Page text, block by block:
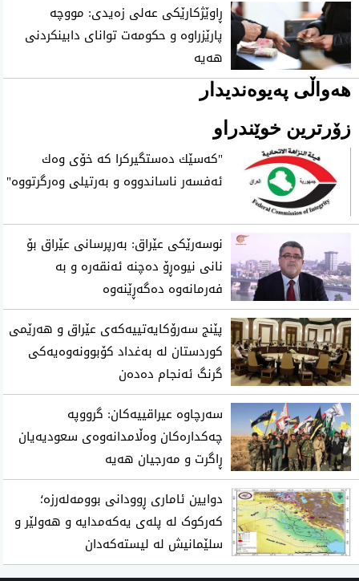
ڕاوێژکارێکی عەلی زەیدی: مووچە
پارێزراوە و حکومەت توانای دابینکردنی
هەیە
هەواڵی پەیوەندیدار
زۆرترین خوێندراو
"كه‌سێك ده‌ستگیركرا كه‌ خۆی‌ وه‌ك
ئه‌فسه‌ر ناساندووه‌ و به‌رتیلی‌ وه‌رگرتووه‌"
نوسەرێکی عێراق: بەرپرسانی عێراق بۆ
نانی نیوەڕۆ دەچنە ئەنقەرە و بە
فەرمانەوە دەگەڕێنەوە
پێنج سەرۆکایەتییەکەی عێراق و هەرێمی
کوردستان لە بەغداد کۆبوونەوەیەکی
گرنگ ئەنجام دەدەن
سەرچاوە عیراقییەکان: گرووپە
چەکدارەکان وەڵامدانەوەی سعودیەیان
ڕاگرت و مەرجیان هەیە
دوایین ئاماری ڕوودانی بوومەلەرزە؛
کەرکوک لە پلەی یەکەمدایە و هەولێر و
سلێمانیش لە لیستەکەدان